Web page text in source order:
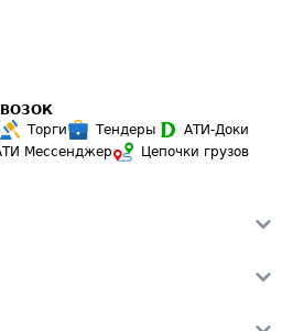
Торги Тендеры
АТИ-Доки
Мессенджер
Цепочки грузов